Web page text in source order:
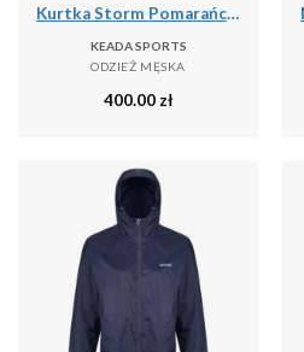
Kurtka Storm Pomarańczowa – Męska Termiczna Kurtka Kolarska
KEADA SPORTS
ODZIEŻ MĘSKA
400.00 zł